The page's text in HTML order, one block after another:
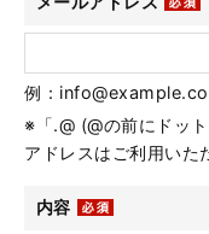
例：
※「.@ (@の前にドッ
アドレスはご利用いた
内容